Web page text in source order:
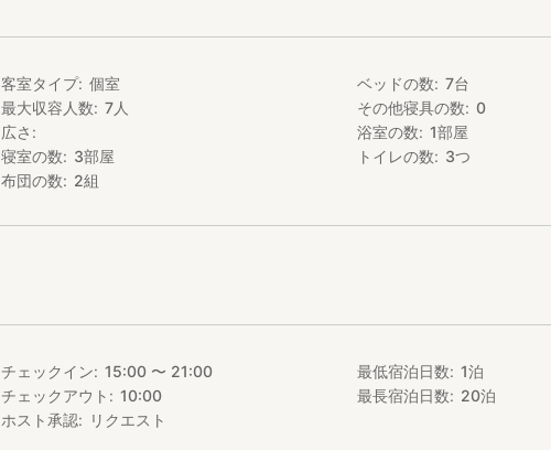
御所湖広域公園乗り物広場 車2分
雫石スキー場 車21分
客室タイプ 個室
最大収容人数
7人
広さ
寝室の数
3部屋
布団の数
2組
ベッドの数 7台
その他寝具の数
0
浴室の数
1部屋
トイレの数
3つ
チェックイン
15:00 〜 21:00
チェックアウト
10:00
ホスト承認
リクエスト
最低宿泊日数 1泊
最長宿泊日数
20泊